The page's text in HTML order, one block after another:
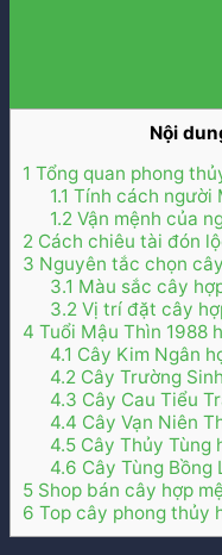
Nội
1 Tổng quan phong
1.1 Tính cách người
1.2 Vận mệnh của
2 Cách chiêu tài đón
3 Nguyên tắc chọn
3.1 Màu sắc cây
3.2 Vị trí đặt cây
4 Tuổi Mậu Thìn 1988
4.1 Cây Kim Ngân
4.2 Cây Trường
4.3 Cây Cau Tiểu
4.4 Cây Vạn Niên
4.5 Cây Thủy Tùng
4.6 Cây Tùng Bồng
5 Shop bán cây hợp
6 Top cây phong thủy